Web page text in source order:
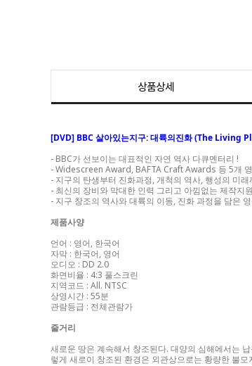
상품상세
[DVD] BBC 살아있는지구: 대륙의진화 (The
- BBC가 선보이는 대표적인 자연 역사 다큐멘터리 !
- Widescreen Award, BAFTA Craft Awards 등 5개
- 지구의 탄생부터 진화과정, 개척의 역사, 행성의 미
- 최신의 장비와 막대한 인력 그리고 아낌없는 제작
- 지구 창조의 역사와 대륙의 이동, 진화 과정을 담은
제품사양
언어 : 영어, 한국어
자막 : 한국어, 영어
오디오 : DD 2.0
화면비율 : 4:3 풀스크린
지역코드 : All. NTSC
상영시간 : 55분
관람등급 : 전체관람가
줄거리
새로운 땅은 계속해서 창조된다. 대양의 심해에서는
렇게 새로이 창조된 환경은 외관상으로는 황량한 불